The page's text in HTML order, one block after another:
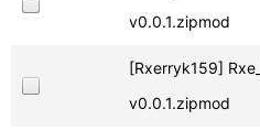
v0.0.1.zipmod
[Rxerryk159]
v0.0.1.zipmod